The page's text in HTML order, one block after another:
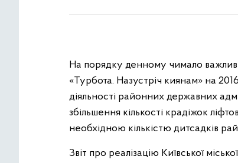
На порядку денному чимало
«Турбота. Назустріч киянам» на
діяльності районних державних
збільшення кількості крадіжок
необхідною кількістю дитсадків
Звіт про реалізацію Київської